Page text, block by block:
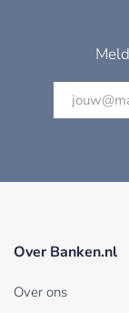
Over Banken.nl
Over ons